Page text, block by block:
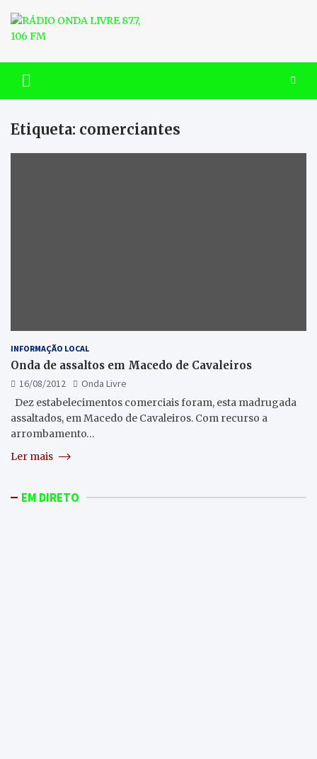
content
RÁDIO ONDA LIVRE 87.7, 106
FM
Etiqueta: comerciantes
INFORMAÇÃO LOCAL
Onda de assaltos em Macedo de Cavaleiros
16/08/2012
Onda Livre
Dez estabelecimentos comerciais foram, esta madrugada
assaltados, em Macedo de Cavaleiros. Com recurso a
arrombamento…
Ler mais
EM DIRETO